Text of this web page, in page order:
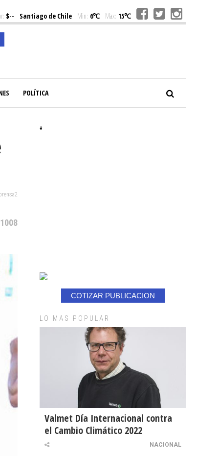
$-- Santiago de Chile Min: 6℃ Max: 15℃
POLÍTICA
#
COTIZAR PUBLICACION
LO MAS POPULAR
Valmet Día Internacional contra
el Cambio Climático 2022
NACIONAL